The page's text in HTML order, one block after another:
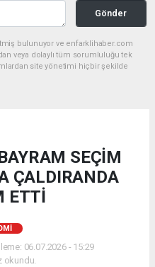
Gönder
bulunuyor ve enfarklihaber.com
veya dolaylı tüm sorumluluğu tek
site yönetimi hiçbir şekilde
SEÇİM
ÇALDIRANDA
ETTİ
06.07.2026 - 15:29
okundu.